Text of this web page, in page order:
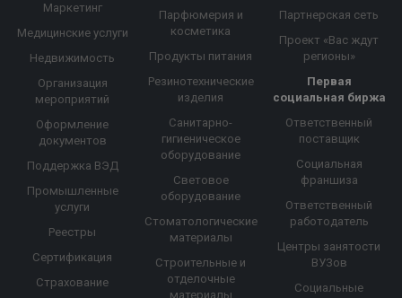
Маркетинг
Медицинские услуги
Недвижимость
Организация
мероприятий
Оформление
документов
Поддержка ВЭД
Промышленные
услуги
Реестры
Сертификация
Страхование
Парфюмерия и
косметика
Продукты питания
Резинотехнические
изделия
Санитарно-
гигиеническое
оборудование
Световое
оборудование
Стоматологические
материалы
Строительные и
отделочные
материалы
Партнерская сеть
Проект «Вас ждут
регионы»
Первая
социальная биржа
Ответственный
поставщик
Социальная
франшиза
Ответственный
работодатель
Центры занятости
ВУЗов
Социальные